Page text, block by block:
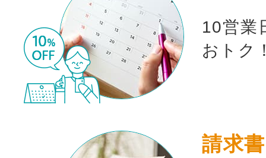
10営業
おトク
請求